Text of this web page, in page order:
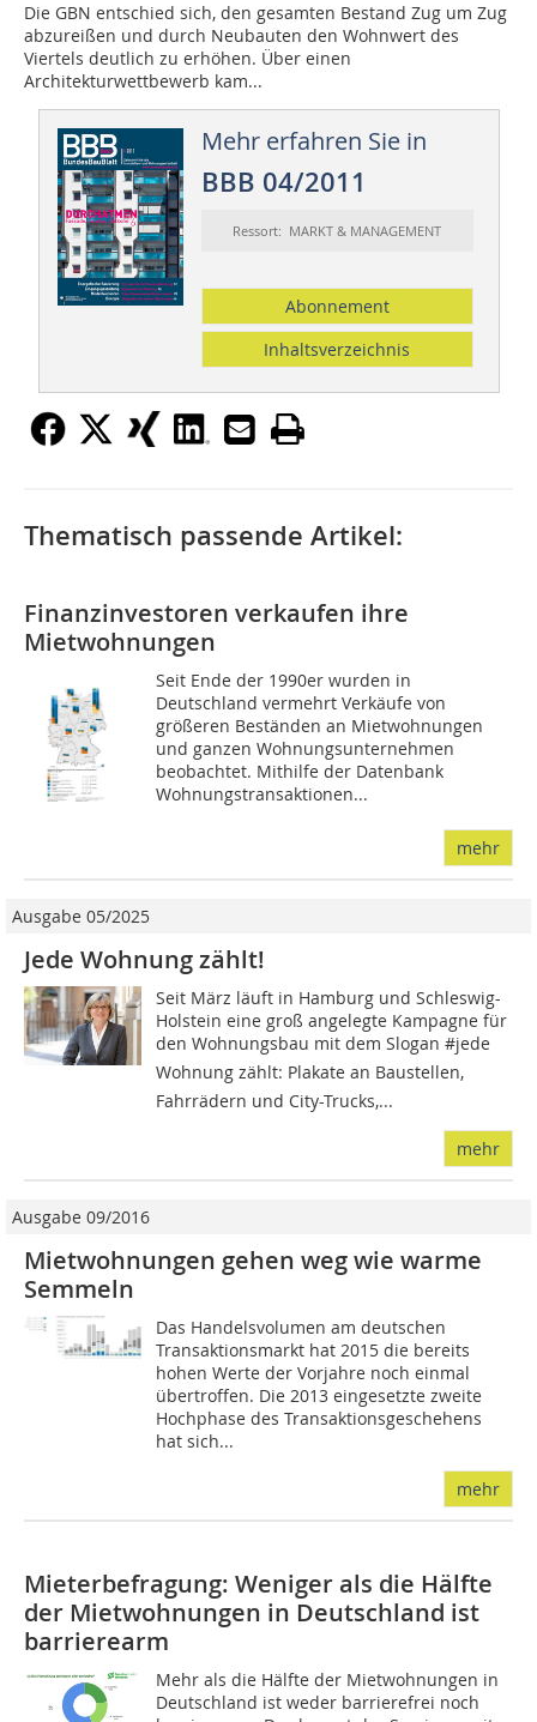
Die GBN entschied sich, den gesamten Bestand Zug um Zug
abzureißen und durch Neubauten den Wohnwert des
Viertels deutlich zu erhöhen. Über einen
Architekturwettbewerb kam...
Mehr erfahren Sie in
BBB 04/2011
Ressort: MARKT & MANAGEMENT
Abonnement
Inhaltsverzeichnis
Thematisch passende Artikel:
Finanzinvestoren verkaufen ihre
Mietwohnungen
Seit Ende der 1990er wurden in
Deutschland vermehrt Verkäufe von
größeren Beständen an Mietwohnungen
und ganzen Wohnungsunternehmen
beobachtet. Mithilfe der Datenbank
Wohnungstransaktionen...
mehr
Ausgabe 05/2025
Jede Wohnung zählt!
Seit März läuft in Hamburg und Schleswig-
Holstein eine groß angelegte Kampagne für
den Wohnungsbau mit dem Slogan #jede
Wohnung zählt: Plakate an Baustellen,
Fahrrädern und City-Trucks,...
mehr
Ausgabe 09/2016
Mietwohnungen gehen weg wie warme
Semmeln
Das Handelsvolumen am deutschen
Transaktionsmarkt hat 2015 die bereits
hohen Werte der Vorjahre noch einmal
übertroffen. Die 2013 eingesetzte zweite
Hochphase des Transaktionsgeschehens
hat sich...
mehr
Mieterbefragung: Weniger als die Hälfte
der Mietwohnungen in Deutschland ist
barrierearm
Mehr als die Hälfte der Mietwohnungen in
Deutschland ist weder barrierefrei noch